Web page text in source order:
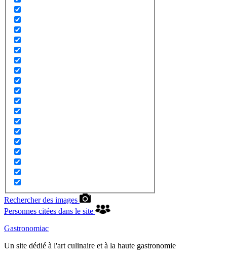
Rechercher des images
Personnes citées dans le site
Gastronomiac
Un site dédié à l'art culinaire et à la haute gastronomie